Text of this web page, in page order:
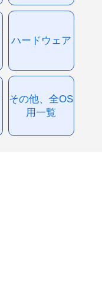
ハードウェア
その他、全OS
用一覧